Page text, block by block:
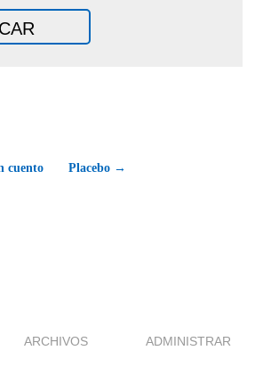
cuento Placebo →
ARCHIVOS ADMINISTRAR